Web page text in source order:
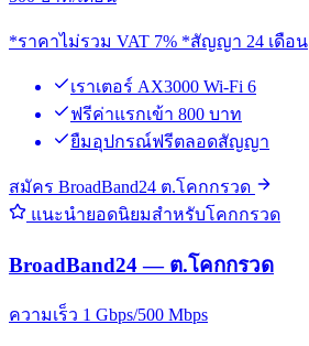
*ราคาไม่รวม VAT 7% *สัญญา 24 เดือน
เราเตอร์ AX3000 Wi-Fi 6
ฟรีค่าแรกเข้า 800 บาท
ยืมอุปกรณ์ฟรีตลอดสัญญา
สมัคร BroadBand24 ต.โคกกรวด
แนะนำยอดนิยมสำหรับโคกกรวด
BroadBand24 — ต.โคกกรวด
ความเร็ว 1 Gbps/500 Mbps